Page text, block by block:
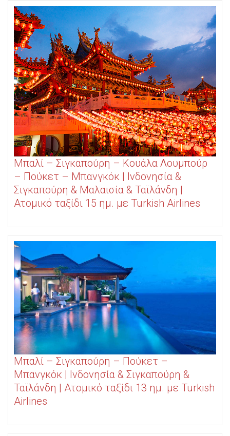
Μπαλί – Σιγκαπούρη – Κουάλα Λουμπούρ
– Πούκετ – Μπανγκόκ | Ινδονησία &
Σιγκαπούρη & Μαλαισία & Ταϊλάνδη |
Ατομικό ταξίδι 15 ημ. με Turkish Airlines
Μπαλί – Σιγκαπούρη – Πούκετ –
Μπανγκόκ | Ινδονησία & Σιγκαπούρη &
Ταϊλάνδη | Ατομικό ταξίδι 13 ημ. με Turkish
Airlines